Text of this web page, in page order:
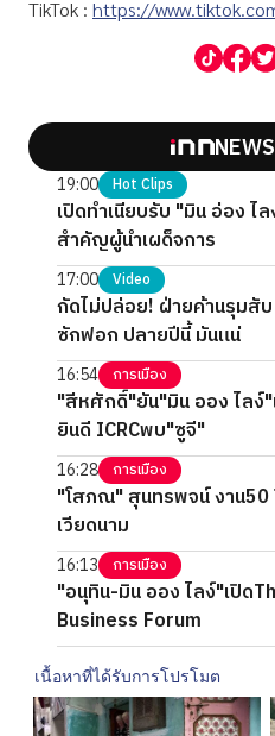
TikTok : https://
19:00 Hot Clips
เปิดทำเนียบรับ "มิน อ่อง ไ
สำคัญผู้นำเผด็จการ
17:00 Video
กัดไม่ปล่อย! ฝ่ายค้านรุมสั
ซักฟอก ปลายปีนี้ มันแน่
16:54 การเมือง
"สีหศักดิ์"ยัน"มิน ออง ไลง์"
ยินดี ICRCพบ"ซูจี"
16:28 การเมือง
"โสภณ" สุนทรพจน์ งาน
เวียดนาม
16:13 การเมือง
"อนุทิน-มิน ออง ไลง์"เปิด
Business Forum